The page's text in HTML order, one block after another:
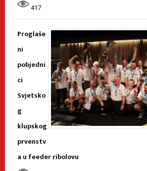
417
Proglaše
ni
pobjedni
ci
Svjetsko
g
klupskog
prvenstv
a u feeder ribolovu